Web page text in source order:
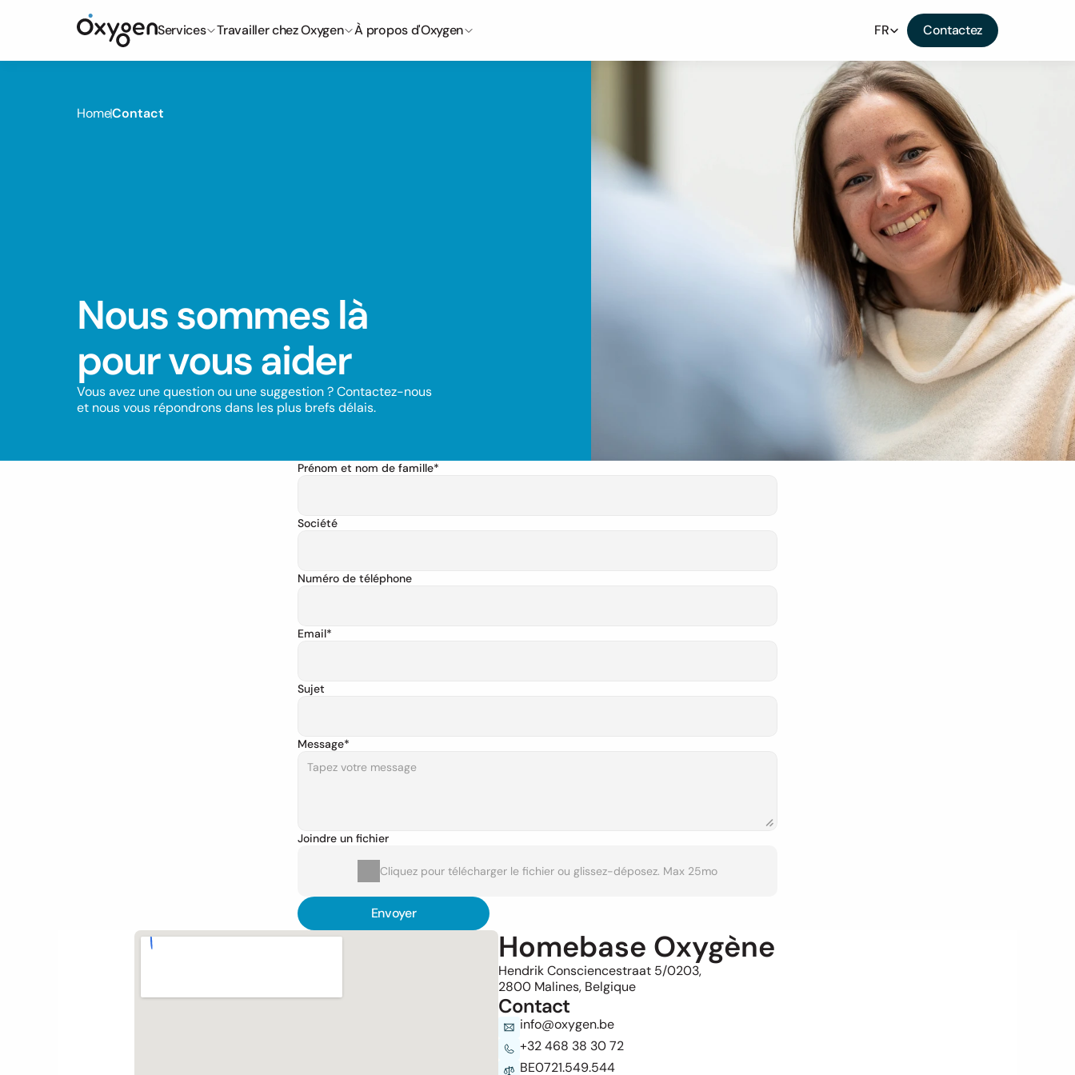
HomeContact
Nous sommes là
pour vous aider
Vous avez une question ou une suggestion ? Contactez-nous
et nous vous répondrons dans les plus brefs délais.
Prénom et nom de famille*
Société
Numéro de téléphone
Email*
Sujet
Message*
Joindre un fichier
Cliquez pour télécharger le fichier ou glissez-déposez. Max 25mo
Envoyer
Homebase Oxygène
Hendrik Consciencestraat 5/0203,
2800 Malines, Belgique
Contact
info@oxygen.be
+32 468 38 30 72
BE0721.549.544
Services Travailler chez Oxygen À propos d'Oxygen
Select Language
FR Contactez